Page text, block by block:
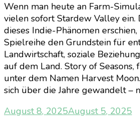
Wenn man heute an Farm-
vielen sofort Stardew Valley ein.
dieses Indie-Phänomen
Spielreihe den Grundstein für
Landwirtschaft, soziale
auf dem Land. Story of Seasons,
unter dem Namen Harvest
sich über die Jahre gewandelt –
August 8, 2025August 5, 2025